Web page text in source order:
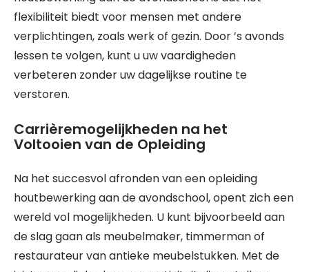
flexibiliteit biedt voor mensen met andere
verplichtingen, zoals werk of gezin. Door ’s avonds
lessen te volgen, kunt u uw vaardigheden
verbeteren zonder uw dagelijkse routine te
verstoren.
Carrièremogelijkheden na het
Voltooien van de Opleiding
Na het succesvol afronden van een opleiding
houtbewerking aan de avondschool, opent zich een
wereld vol mogelijkheden. U kunt bijvoorbeeld aan
de slag gaan als meubelmaker, timmerman of
restaurateur van antieke meubelstukken. Met de